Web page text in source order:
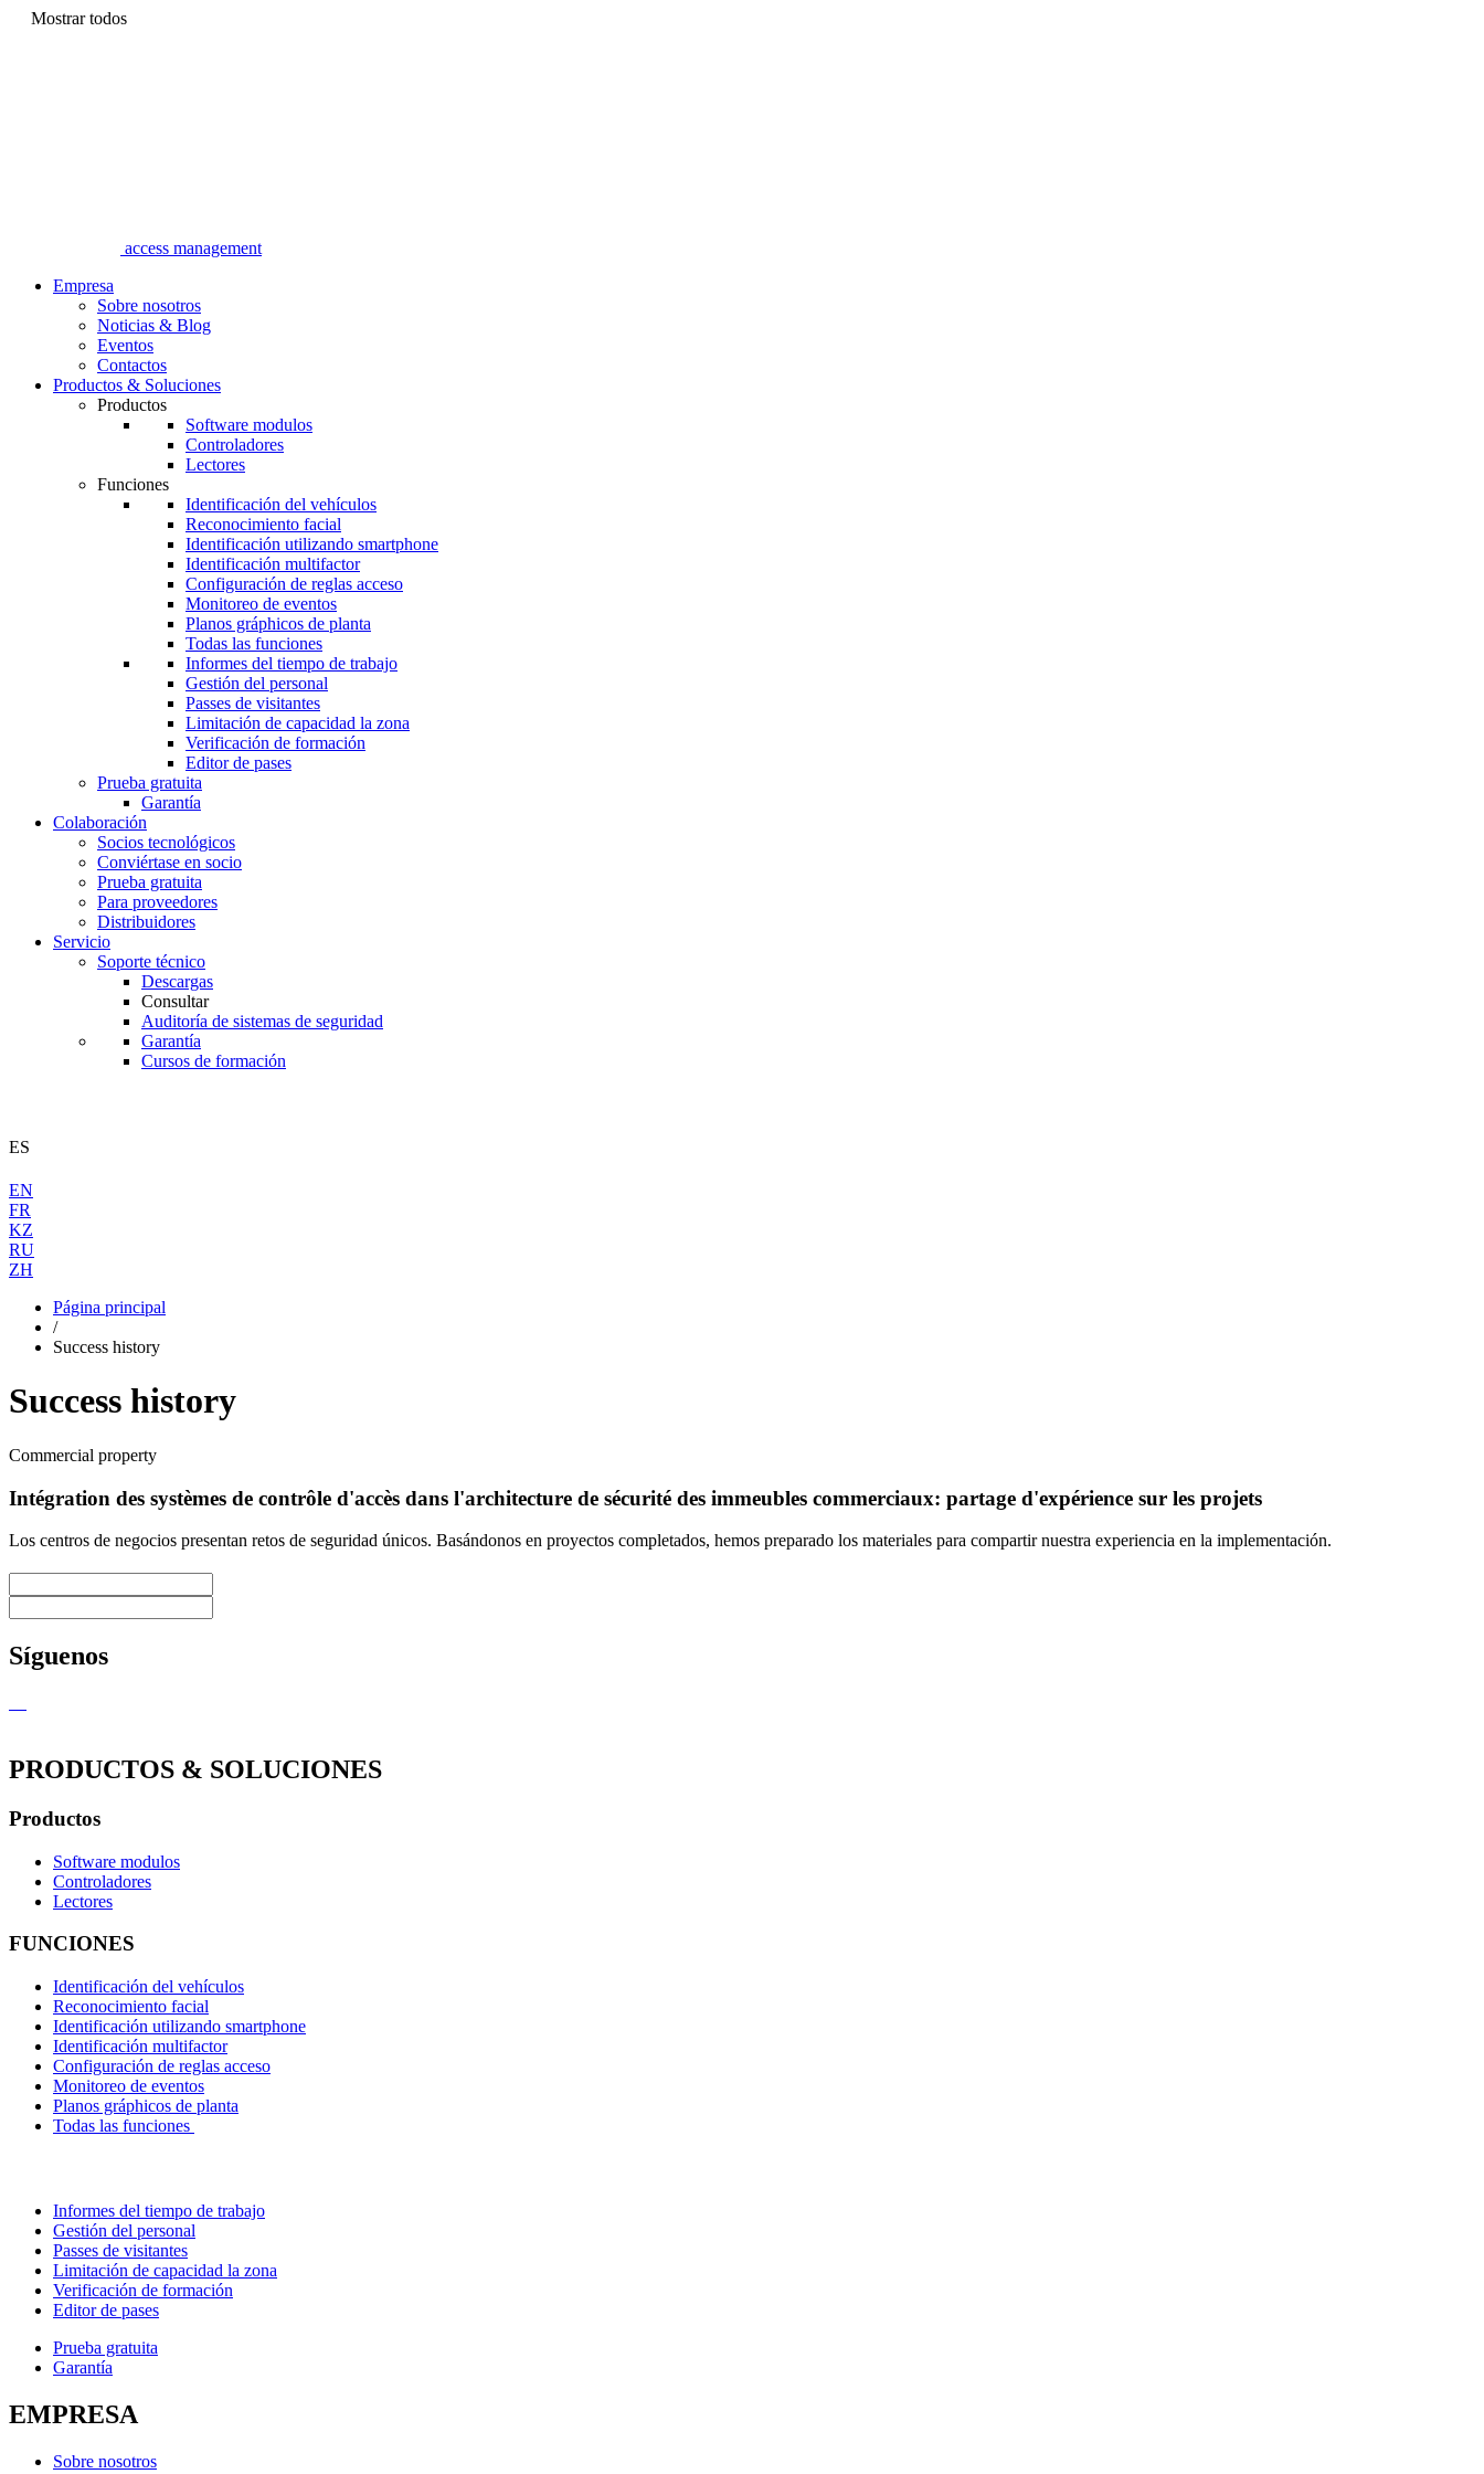
Mostrar todos
access management
Empresa
Sobre nosotros
Noticias & Blog
Eventos
Contactos
Productos & Soluciones
Productos
Software modulos
Controladores
Lectores
Funciones
Identificación del vehículos
Reconocimiento facial
Identificación utilizando smartphone
Identificación multifactor
Configuración de reglas acceso
Monitoreo de eventos
Planos gráphicos de planta
Todas las funciones
Informes del tiempo de trabajo
Gestión del personal
Passes de visitantes
Limitación de capacidad la zona
Verificación de formación
Editor de pases
Prueba gratuita
Garantía
Colaboración
Socios tecnológicos
Conviértase en socio
Prueba gratuita
Para proveedores
Distribuidores
Servicio
Soporte técnico
Descargas
Consultar
Auditoría de sistemas de seguridad
Garantía
Cursos de formación
ES
EN
FR
KZ
RU
ZH
Página principal
/
Success history
Success history
Commercial property
Intégration des systèmes de contrôle d'accès dans l'architecture de sécurité des immeubles commerciaux: partage d'expérience sur les projets
Los centros de negocios presentan retos de seguridad únicos. Basándonos en proyectos completados, hemos preparado los materiales para compartir nuestra experiencia en la implementación.
Síguenos
PRODUCTOS & SOLUCIONES
Productos
Software modulos
Controladores
Lectores
FUNCIONES
Identificación del vehículos
Reconocimiento facial
Identificación utilizando smartphone
Identificación multifactor
Configuración de reglas acceso
Monitoreo de eventos
Planos gráphicos de planta
Todas las funciones
Informes del tiempo de trabajo
Gestión del personal
Passes de visitantes
Limitación de capacidad la zona
Verificación de formación
Editor de pases
Prueba gratuita
Garantía
EMPRESA
Sobre nosotros